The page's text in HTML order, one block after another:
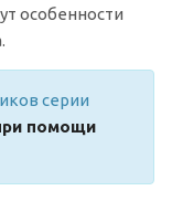
особенности
серии
помощи